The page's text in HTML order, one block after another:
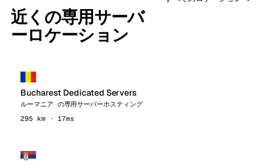
近くの専用サーバ
ーロケーション
Bucharest Dedicated Servers
ルーマニア の専用サーバーホスティング
295 km · 17ms